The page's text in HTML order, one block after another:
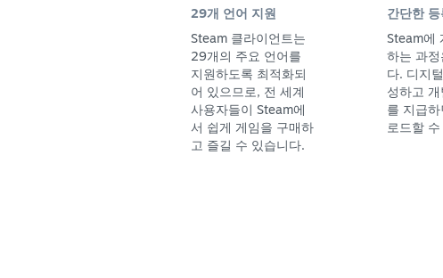
29개 언어 지원
Steam 클라이언트는
29개의 주요 언어를
지원하도록 최적화되
어 있으므로, 전 세계
사용자들이 Steam에
서 쉽게 게임을 구매하
고 즐길 수 있습니다.
간단한
Steam에
하는 과정
다. 디지
성하고
를 지급
로드할